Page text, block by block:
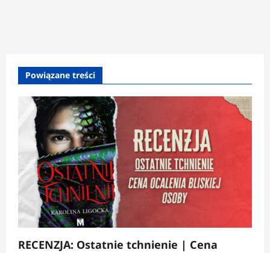
Powiązane treści
RECENZJA: Ostatnie tchnienie | Cena